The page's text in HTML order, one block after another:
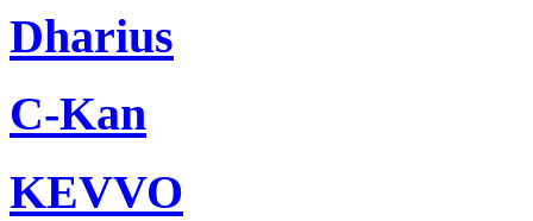
Dharius
C-Kan
KEVVO